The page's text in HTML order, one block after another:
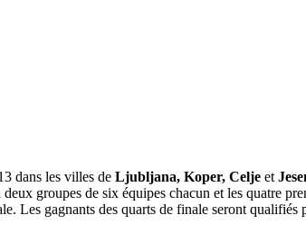
dans les villes de Ljubljana, Koper, Celje et
groupes de six équipes chacun et les quatre
Les gagnants des quarts de finale seront